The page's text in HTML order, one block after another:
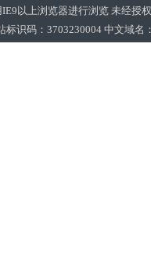
以上浏览器进行浏览 未经授
标识码：3703230004 中文域名